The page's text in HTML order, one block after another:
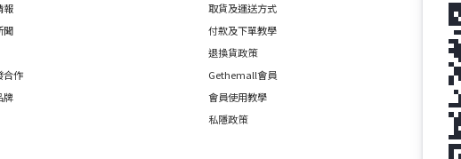
報
聞
合作
牌
取貨及運送方式
付款及下單教學
退換貨政策
Gethemall會員
會員使用教學
私隱政策